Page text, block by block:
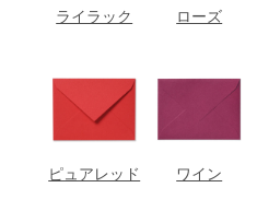
ライラック ローズ
ピュアレッド ワイン